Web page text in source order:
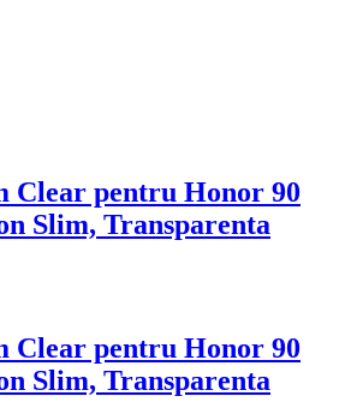
Clear pentru Honor 90
Slim, Transparenta
Clear pentru Honor 90
Slim, Transparenta